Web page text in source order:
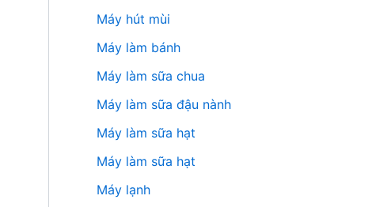
Máy hút mùi
Máy làm bánh
Máy làm sữa chua
Máy làm sữa đậu nành
Máy làm sữa hạt
Máy làm sữa hạt
Máy lạnh